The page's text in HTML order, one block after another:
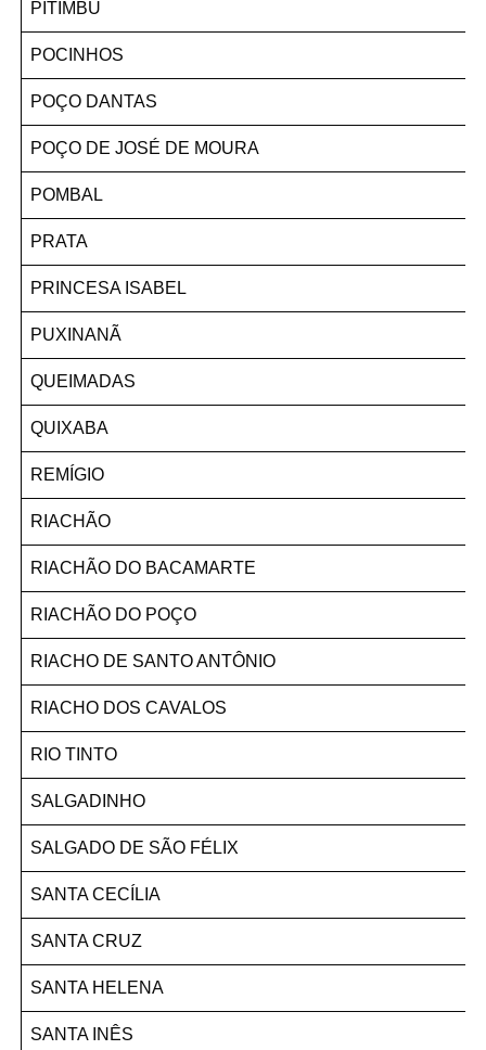
PITIMBU
POCINHOS
POÇO DANTAS
POÇO DE JOSÉ DE MOURA
POMBAL
PRATA
PRINCESA ISABEL
PUXINANÃ
QUEIMADAS
QUIXABA
REMÍGIO
RIACHÃO
RIACHÃO DO BACAMARTE
RIACHÃO DO POÇO
RIACHO DE SANTO ANTÔNIO
RIACHO DOS CAVALOS
RIO TINTO
SALGADINHO
SALGADO DE SÃO FÉLIX
SANTA CECÍLIA
SANTA CRUZ
SANTA HELENA
SANTA INÊS